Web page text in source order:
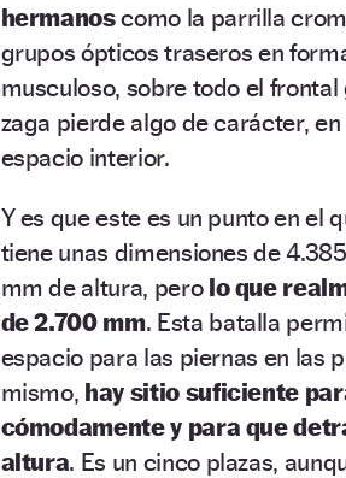
hermanoscomo la parrilla
grupos ópticos traseros en
musculoso, sobre todo el
zaga pierde algo de carácter,
espacio interior.
Y es que este es un punto en el
tiene unas dimensiones de
mm de altura, pero lo que
de 2.700 mm. Esta batalla
espacio para las piernas en las
mismo, hay sitio suficiente
cómodamente y para que
altura. Es un cinco plazas,